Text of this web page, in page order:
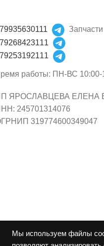
Мы используем файлы
Запчасти
работы: ПН-ВС 10:00-
ЯРОСЛАВЦЕВА ЕЛЕНА
245701314076
319774600349047